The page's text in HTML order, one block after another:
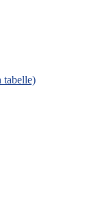
tabelle)